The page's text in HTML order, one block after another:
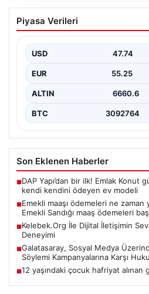
Emekli maaşı
yatacak? SGK, Bağ-Kur,
Piyasa Verileri
USD 47.74
EUR 55.25
ALTIN 6660.6
BTC 3092764
Son Eklenen Haberler
■DAP Yapı’dan bir ilk! Emlak Konut
kendi kendini ödeyen ev modeli
■Emekli maaşı ödemeleri ne zaman
Emekli Sandığı maaş ödemeleri
■Kelebek.Org İle Dijital İletişimin
Deneyimi
■Galatasaray, Sosyal Medya
Söylemi Kampanyalarına Karşı
■12 yaşındaki çocuk hafriyat